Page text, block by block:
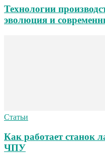
Технологии
эволюция и
Статьи
Как работает станок
ЧПУ